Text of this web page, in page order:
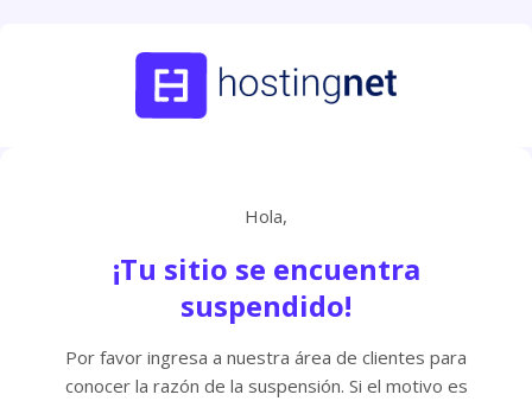
Hola,
¡Tu sitio se encuentra
suspendido!
Por favor ingresa a nuestra área de clientes para
conocer la razón de la suspensión. Si el motivo es